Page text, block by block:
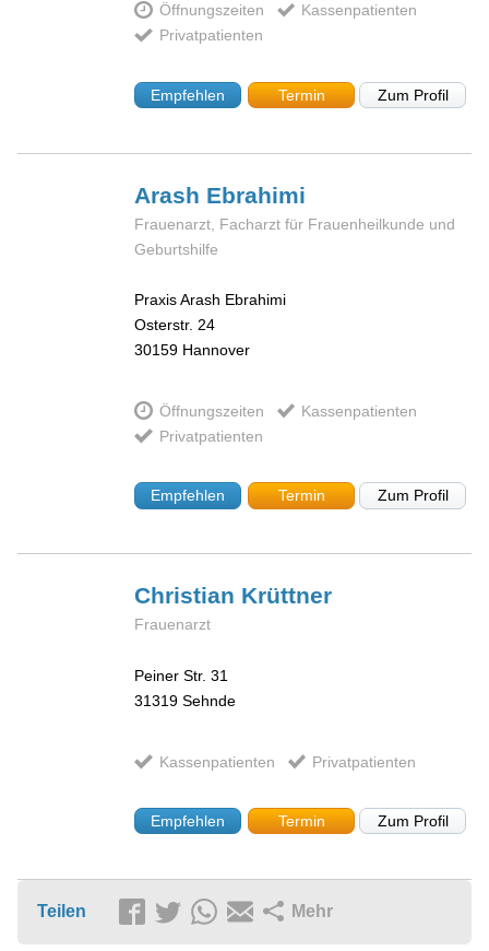
Öffnungszeiten
Kassenpatienten
Privatpatienten
Empfehlen Termin Zum Profil
Arash Ebrahimi
Frauenarzt, Facharzt für Frauenheilkunde und
Geburtshilfe
Praxis Arash Ebrahimi
Osterstr. 24
30159 Hannover
Öffnungszeiten
Kassenpatienten
Privatpatienten
Empfehlen Termin Zum Profil
Christian Krüttner
Frauenarzt
Peiner Str. 31
31319 Sehnde
Kassenpatienten Privatpatienten
Empfehlen Termin Zum Profil
Teilen Mehr